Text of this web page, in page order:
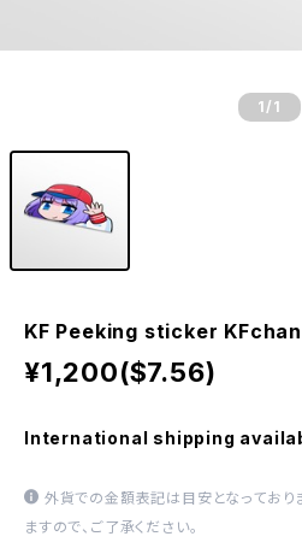
1 /1
KF Peeking sticker
¥1,200($7.56)
International shipping
外貨での金額表記は目安となっており
ますので、ご了承ください。